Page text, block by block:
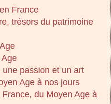
France
trésors du patrimoine
passion et un art
Age à nos jours
du Moyen Age à